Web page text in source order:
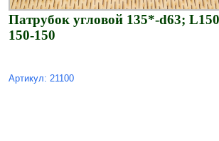
Патрубок угловой 135*-d63;
150-150
Артикул: 21100